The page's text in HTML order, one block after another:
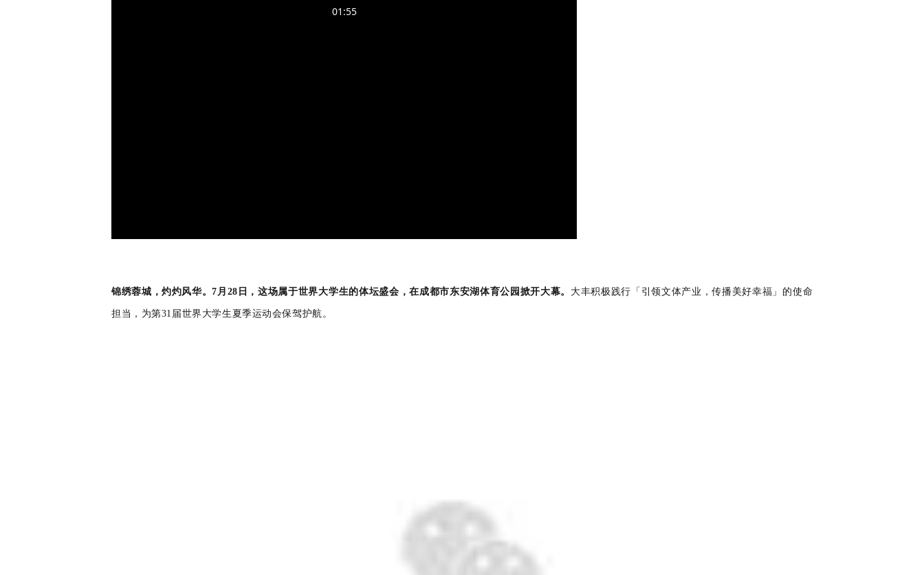
01:55
锦绣蓉城，灼灼风华。7月28日，这场属于世界大学生的体坛盛会，在成都市东安湖体育公园掀开大幕。 大丰积极践行 「 引领文体产业，传播美好幸福 」 的使命
担当，为第31届世界大学生夏季运动会保驾护航。